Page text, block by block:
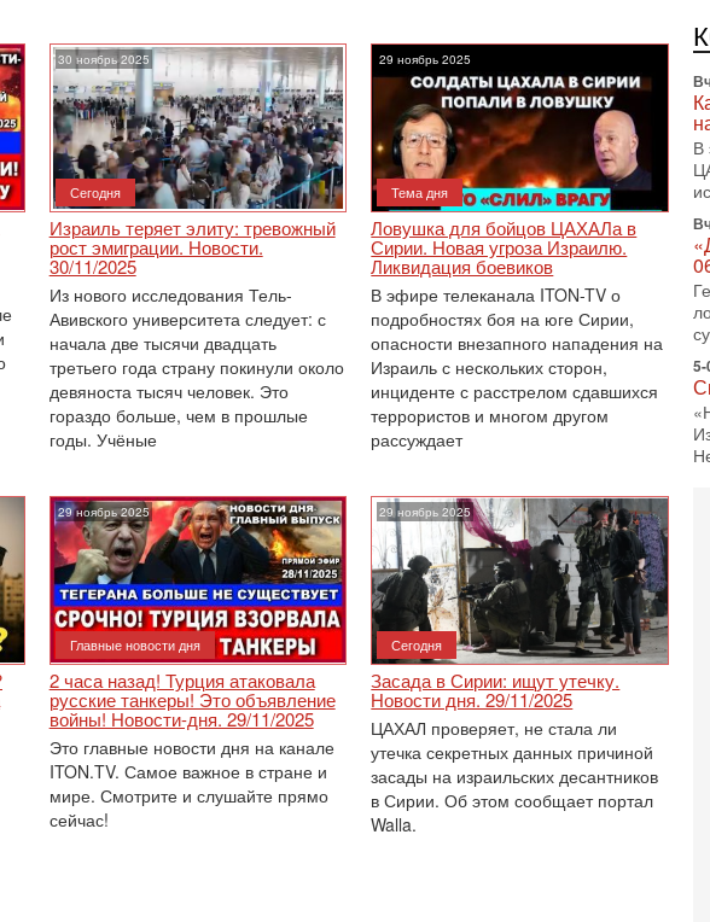
30 ноябрь 2025
Сегодня
Израиль теряет элиту: тревожный
рост эмиграции. Новости.
30/11/2025
Из нового исследования Тель-
Авивского университета следует: с
начала две тысячи двадцать
третьего года страну покинули около
девяноста тысяч человек. Это
гораздо больше, чем в прошлые
годы. Учёные
29 ноябрь 2025
Тема дня
Ловушка для бойцов ЦАХАЛа в
Сирии. Новая угроза Израилю.
Ликвидация боевиков
В эфире телеканала ITON-TV о
подробностях боя на юге Сирии,
опасности внезапного нападения на
Израиль с нескольких сторон,
инциденте с расстрелом сдавшихся
террористов и многом другом
рассуждает
29 ноябрь 2025
Главные новости дня
2 часа назад! Турция атаковала
русские танкеры! Это объявление
войны! Новости-дня. 29/11/2025
Это главные новости дня на канале
ITON.TV. Самое важное в стране и
мире. Смотрите и слушайте прямо
сейчас!
29 ноябрь 2025
Сегодня
Засада в Сирии: ищут утечку.
Новости дня. 29/11/2025
ЦАХАЛ проверяет, не стала ли
утечка секретных данных причиной
засады на израильских десантников
в Сирии. Об этом сообщает портал
Walla.
В
5-